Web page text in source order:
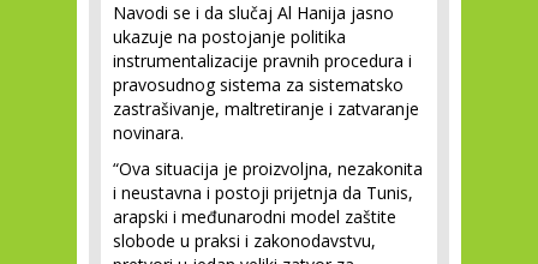
Navodi se i da slučaj Al Hanija jasno
ukazuje na postojanje politika
instrumentalizacije pravnih procedura i
pravosudnog sistema za sistematsko
zastrašivanje, maltretiranje i zatvaranje
novinara.
“Ova situacija je proizvoljna, nezakonita
i neustavna i postoji prijetnja da Tunis,
arapski i međunarodni model zaštite
slobode u praksi i zakonodavstvu,